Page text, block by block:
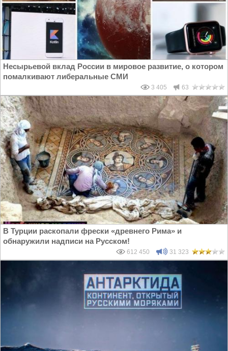
Несырьевой вклад России в мировое развитие, о котором
помалкивают либеральные СМИ
3 405 63
В Турции раскопали фрески «древнего Рима» и
обнаружили надписи на Русском!
612 450 31 323